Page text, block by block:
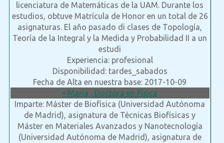
licenciatura de Matemáticas de la UAM. Durante los
estudios, obtuve Matrícula de Honor en un total de 26
asignaturas. El año pasado di clases de Topología,
Teoría de la Integral y la Medida y Probabilidad II a un
estudi
Experiencia: profesional
Disponibilidad: tardes_sabados
Fecha de Alta en nuestra base: 2017-10-09
• María , Doctora en Física
Imparte: Máster de Biofísica (Universidad Autónoma
de Madrid), asignatura de Técnicas Biofísicas y
Máster en Materiales Avanzados y Nanotecnología
(Universidad Autónoma de Madrid), asignatura de